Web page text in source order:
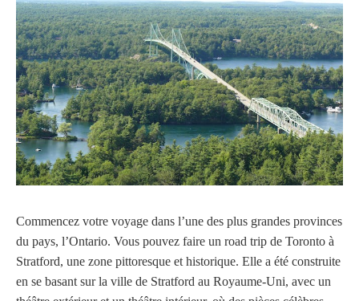
Commencez votre voyage dans l’une des plus grandes provinces
du pays, l’Ontario. Vous pouvez faire un road trip de Toronto à
Stratford, une zone pittoresque et historique. Elle a été construite
en se basant sur la ville de Stratford au Royaume-Uni, avec un